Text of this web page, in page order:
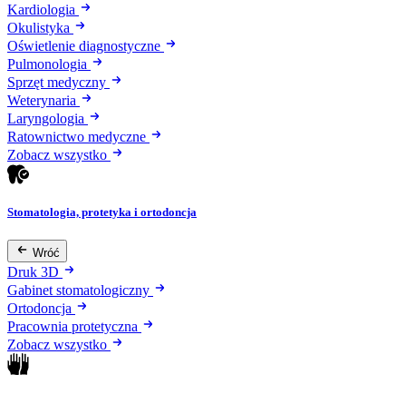
Kardiologia
Okulistyka
Oświetlenie diagnostyczne
Pulmonologia
Sprzęt medyczny
Weterynaria
Laryngologia
Ratownictwo medyczne
Zobacz wszystko
Stomatologia, protetyka i ortodoncja
Wróć
Druk 3D
Gabinet stomatologiczny
Ortodoncja
Pracownia protetyczna
Zobacz wszystko